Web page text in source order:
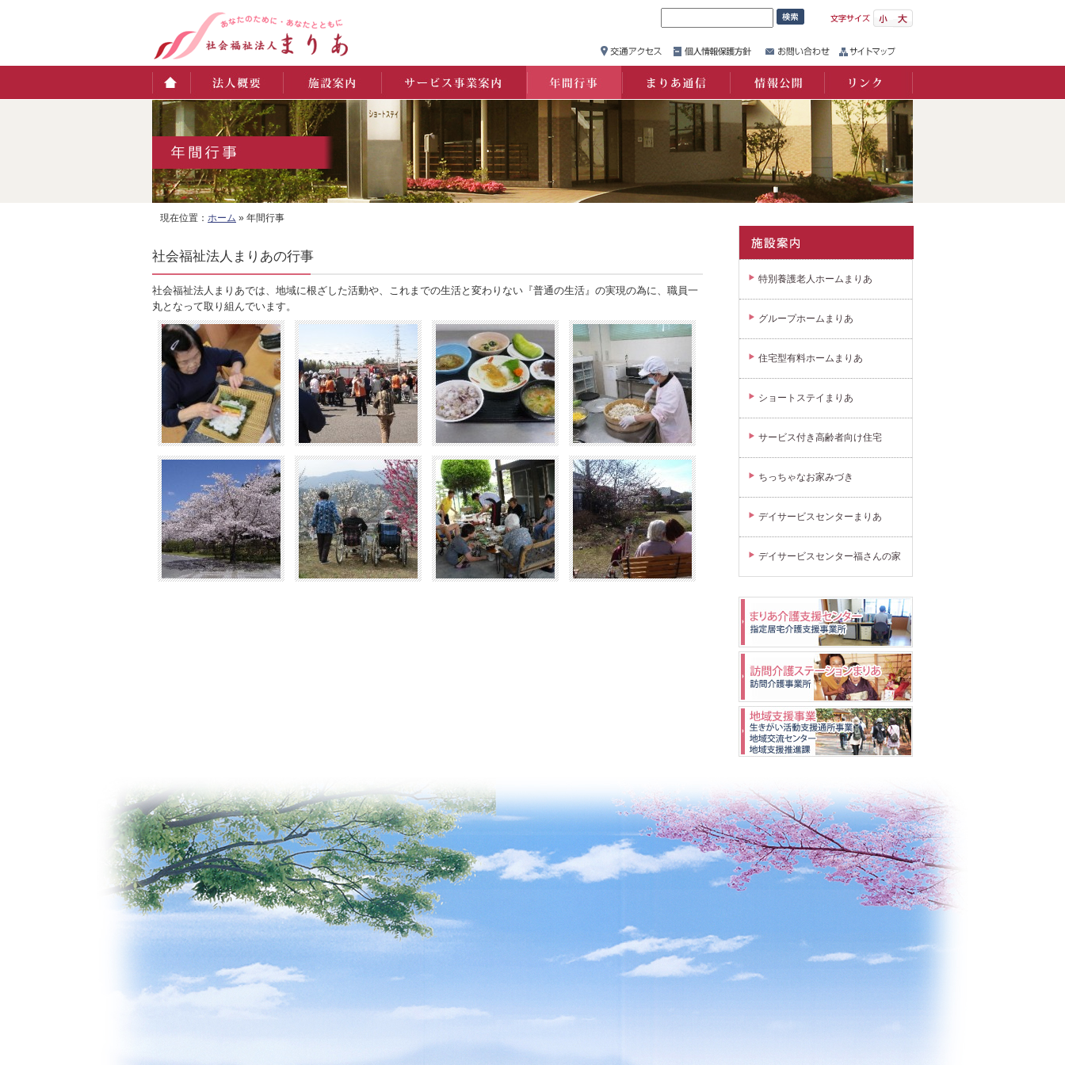
ホーム 法人概要 施設案内 サービス事業案内 まりあ通信 情報公開 リンク
現在位置： ホーム » 年間行事
社会福祉法人まりあの行事
社会福祉法人まりあでは、地域に根ざした活動や、これまでの生活と変わりない『普通の生活』の実現の為に、職員一
丸となって取り組んでいます。
特別養護老人ホームまりあ
グループホームまりあ
住宅型有料ホームまりあ
ショートステイまりあ
サービス付き高齢者向け住宅
ちっちゃなお家みづき
デイサービスセンターまりあ
デイサービスセンター福さんの家